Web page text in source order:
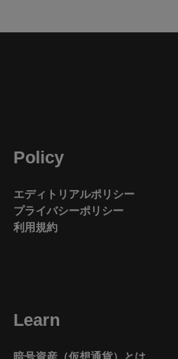
Policy
エディトリアルポリシー
プライバシーポリシー
利用規約
Learn
暗号資産（仮想通貨）とは